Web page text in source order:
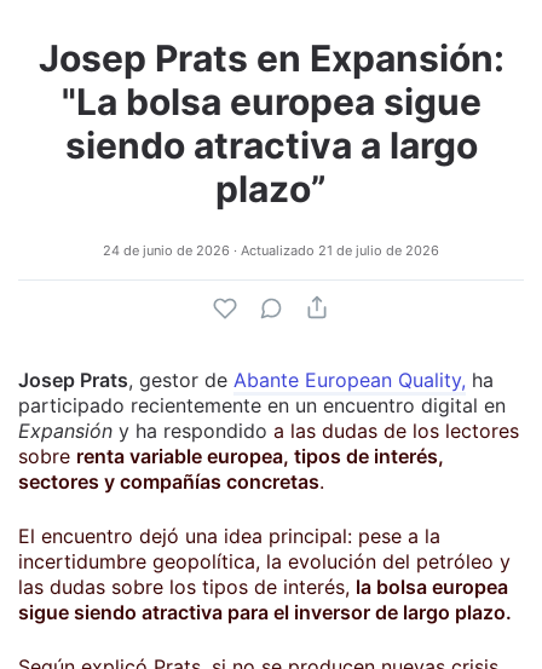
Josep Prats en Expansión:
"La bolsa europea sigue
siendo atractiva a largo
plazo”
24 de junio de 2026 · Actualizado 21 de julio de 2026
Josep Prats, gestor de Abante European Quality, ha
participado recientemente en un encuentro digital en
Expansión y ha respondido a las dudas de los lectores
sobre renta variable europea, tipos de interés,
sectores y compañías concretas.
El encuentro dejó una idea principal: pese a la
incertidumbre geopolítica, la evolución del petróleo y
las dudas sobre los tipos de interés, la bolsa europea
sigue siendo atractiva para el inversor de largo plazo.